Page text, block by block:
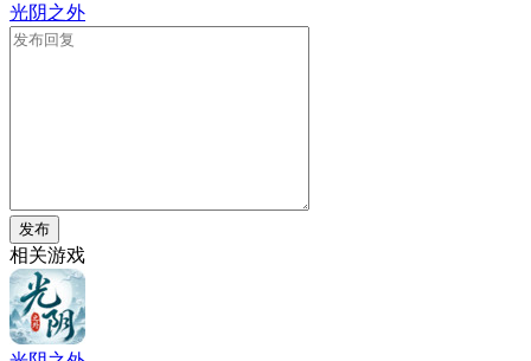
光阴之外
发布
相关游戏